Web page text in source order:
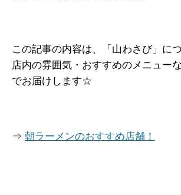
この記事の内容は、「山わさび」に
店内の雰囲気・おすすめのメニュー
でお届けします☆
⇒ 朝ラーメンのおすすめ店舗！